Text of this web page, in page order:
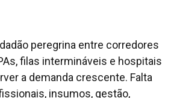
peregrina entre corredores
filas intermináveis e hospitais
a demanda crescente. Falta
insumos, gestão,